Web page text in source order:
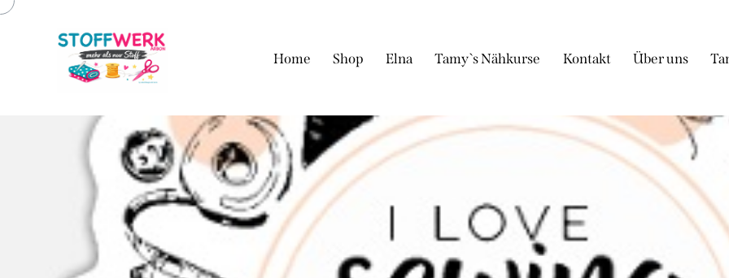
Home Shop Elna Tamy`s Nähkurse Kontakt Über uns